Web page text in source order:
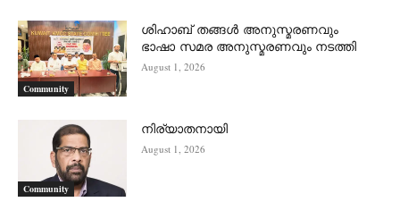
Community
ശിഹാബ് തങ്ങൾ അനുസ്മരണവും
ഭാഷാ സമര അനുസ്മരണവും നടത്തി
August 1, 2026
Community
നിര്യാതനായി
August 1, 2026